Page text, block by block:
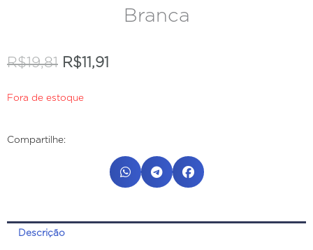
Branca
R$19,81 O
era:
R$19,81.
R$11,91
R$11,91.
Fora de estoque
Compartilhe:
Descrição